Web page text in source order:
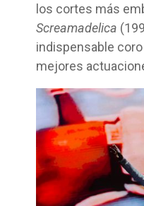
los cortes más
Screamadelica
indispensable
mejores